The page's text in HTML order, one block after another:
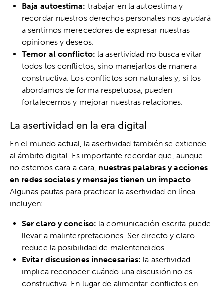
Baja autoestima: trabajar en la autoestima y
recordar nuestros derechos personales nos ayudará
a sentirnos merecedores de expresar nuestras
opiniones y deseos.
Temor al conflicto: la asertividad no busca evitar
todos los conflictos, sino manejarlos de manera
constructiva. Los conflictos son naturales y, si los
abordamos de forma respetuosa, pueden
fortalecernos y mejorar nuestras relaciones.
La asertividad en la era digital
En el mundo actual, la asertividad también se extiende
al ámbito digital. Es importante recordar que, aunque
no estemos cara a cara, nuestras palabras y acciones
en redes sociales y mensajes tienen un impacto.
Algunas pautas para practicar la asertividad en línea
incluyen:
Ser claro y conciso: la comunicación escrita puede
llevar a malinterpretaciones. Ser directo y claro
reduce la posibilidad de malentendidos.
Evitar discusiones innecesarias: la asertividad
implica reconocer cuándo una discusión no es
constructiva. En lugar de alimentar conflictos en